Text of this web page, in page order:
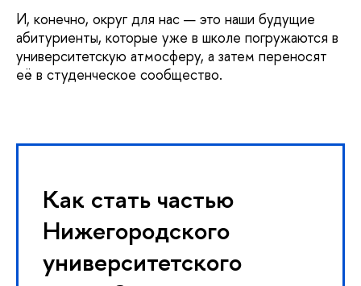
И, конечно, округ для нас — это наши будущие
абитуриенты, которые уже в школе погружаются в
университетскую атмосферу, а затем переносят
её в студенческое сообщество.
Как стать частью
Нижегородского
университетского